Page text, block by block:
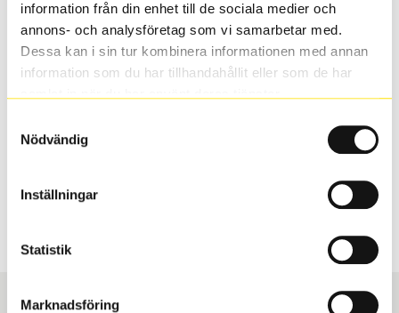
information från din enhet till de sociala medier och
annons- och analysföretag som vi samarbetar med.
Dessa kan i sin tur kombinera informationen med annan
information som du har tillhandahållit eller som de har
Nödvändig
Inställningar
Statistik
Marknadsföring
Ange registreringsnummer för att se om det däck du
valt passar din bilmodell. Om du köper däck som skall
sättas på dina befintliga fälgar, se till att kolla en extra
inte vara samma dimension som bilen hade ut från